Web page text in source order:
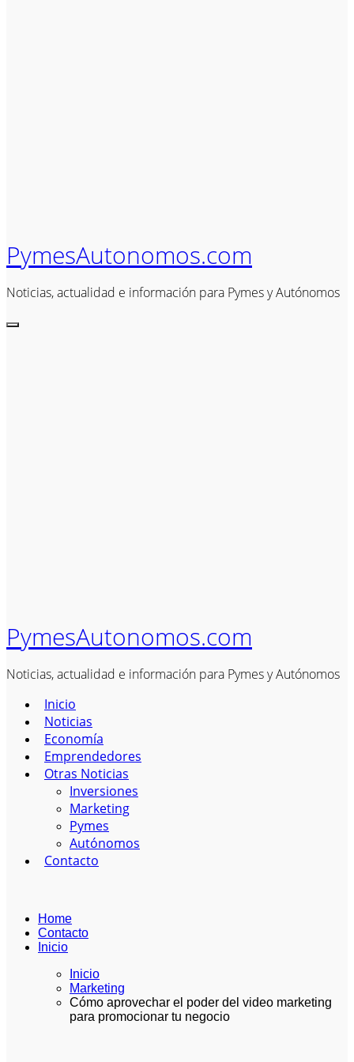
PymesAutonomos.com
Noticias, actualidad e información para Pymes y Autónomos
PymesAutonomos.com
Noticias, actualidad e información para Pymes y Autónomos
Inicio
Noticias
Economía
Emprendedores
Otras Noticias
Inversiones
Marketing
Pymes
Autónomos
Contacto
Home
Contacto
Inicio
Inicio
Marketing
Cómo aprovechar el poder del video marketing
para promocionar tu negocio